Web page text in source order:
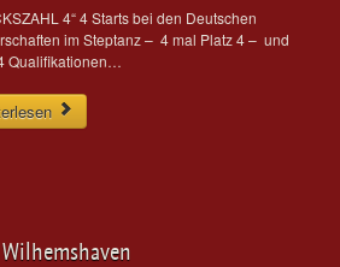
4“ 4 Starts bei den Deutschen
im Steptanz – 4 mal Platz 4 – und
Qualifikationen…